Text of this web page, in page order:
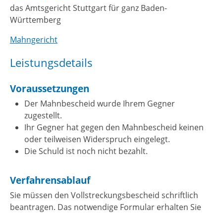
das Amtsgericht Stuttgart für ganz Baden-
Württemberg
Mahngericht
Leistungsdetails
Voraussetzungen
Der Mahnbescheid wurde Ihrem Gegner
zugestellt.
Ihr Gegner hat gegen den Mahnbescheid keinen
oder teilweisen Widerspruch eingelegt.
Die Schuld ist noch nicht bezahlt.
Verfahrensablauf
Sie müssen den Vollstreckungsbescheid schriftlich
beantragen. Das notwendige Formular erhalten Sie